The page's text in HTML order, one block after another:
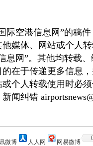
空港信息网”的稿件
媒体、网站或个人
息网”。其他均转载
在于传递更多信息
个人转载使用时必
闻纠错
微博 人人网 网易微博